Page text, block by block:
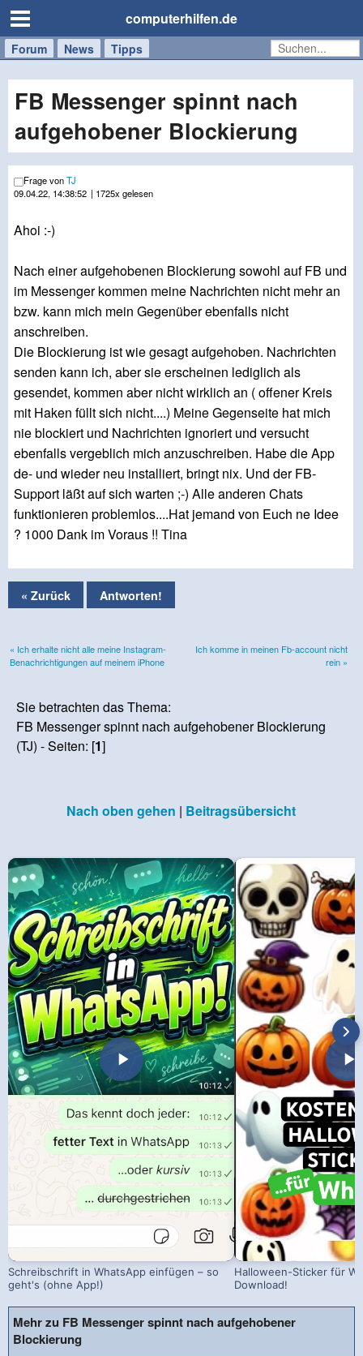
computerhilfen.de
Forum News Tipps
Handy
Tablet
Windows
Mac
FB Messenger spinnt nach
aufgehobener Blockierung
Frage vonTJ
09.04.22, 14:38:52 | 1725x gelesen
Ahoi :-)
Nach einer aufgehobenen Blockierung sowohl auf FB und
im Messenger kommen meine Nachrichten nicht mehr an
bzw. kann mich mein Gegenüber ebenfalls nicht
anschreiben.
Die Blockierung ist wie gesagt aufgehoben. Nachrichten
senden kann ich, aber sie erscheinen lediglich als
gesendet, kommen aber nicht wirklich an ( offener Kreis
mit Haken füllt sich nicht....) Meine Gegenseite hat mich
nie blockiert und Nachrichten ignoriert und versucht
ebenfalls vergeblich mich anzuschreiben. Habe die App
de- und wieder neu installiert, bringt nix. Und der FB-
Support läßt auf sich warten ;-) Alle anderen Chats
funktionieren problemlos....Hat jemand von Euch ne Idee
? 1000 Dank im Voraus !! Tina
« Zurück Antworten!
« Ich erhalte nicht alle meine Instagram-
Benachrichtigungen auf meinem iPhone
Ich komme in meinen Fb-account nicht
rein »
Sie betrachten das Thema:
FB Messenger spinnt nach aufgehobener Blockierung
(TJ) - Seiten: [1]
Nach oben gehen | Beitragsübersicht
Schreibschrift in WhatsApp einfügen – so
geht's (ohne App!)
Halloween-Sticker für
Download!
Mehr zu FB Messenger spinnt nach aufgehobener
Blockierung